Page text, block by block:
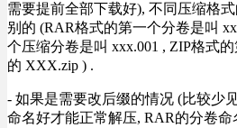
需要提前全部下载好), 不同压缩格
别的 (RAR格式的第一个分卷是叫
个压缩分卷是叫 xxx.001 , ZIP格式
的 XXX.zip ) .
- 如果是需要改后缀的情况 (比较少
命名好才能正常解压, RAR的分卷命